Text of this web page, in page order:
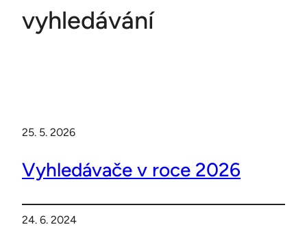
vyhledávání
25. 5. 2026
Vyhledávače v roce 2026
24. 6. 2024